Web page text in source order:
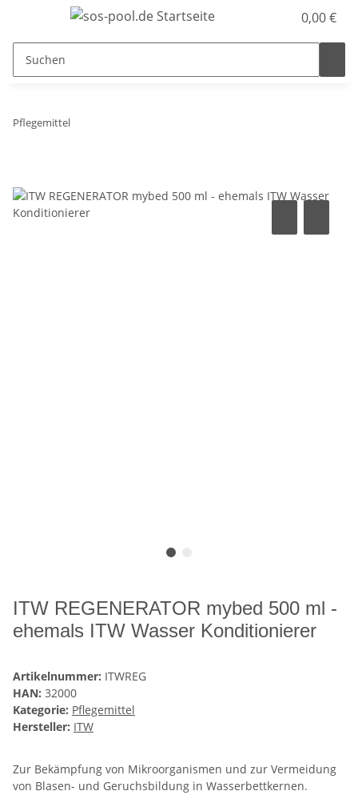
0,00 €
Pflegemittel
ITW REGENERATOR mybed 500 ml -
ehemals ITW Wasser Konditionierer
Artikelnummer: ITWREG
HAN: 32000
Kategorie: Pflegemittel
Hersteller: ITW
Zur Bekämpfung von Mikroorganismen und zur Vermeidung
von Blasen- und Geruchsbildung in Wasserbettkernen.